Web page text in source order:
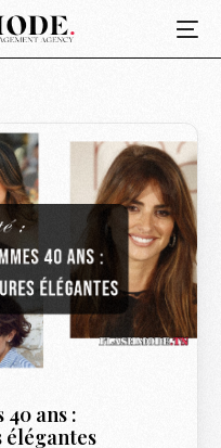
ans :
élégantes